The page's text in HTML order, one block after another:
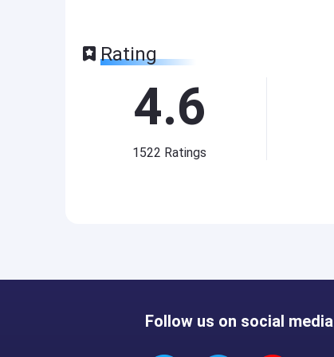
Rating
4.6
1522 Ratings
Follow us on social media